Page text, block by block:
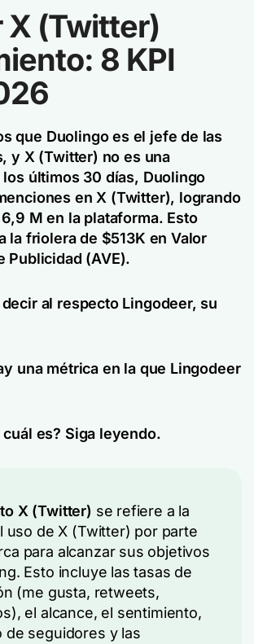
X (Twitter)
8 KPI
que Duolingo es el jefe de las
y X (Twitter) no es una
últimos 30 días, Duolingo
en X (Twitter), logrando
M en la plataforma. Esto
la friolera de $513K en Valor
Publicidad (AVE).
al respecto Lingodeer, su
una métrica en la que Lingodeer
es? Siga leyendo.
X (Twitter) se refiere a la
uso de X (Twitter) por parte
para alcanzar sus objetivos
Esto incluye las tasas de
(me gusta, retweets,
el alcance, el sentimiento,
de seguidores y las